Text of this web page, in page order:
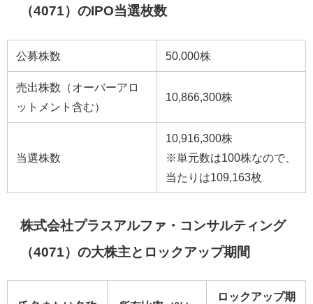
（4071）のIPO当選枚数
公募株数 50,000株
売出株数（オーバーアロ
ットメント含む）
10,866,300株
当選株数
10,916,300株
※単元数は100株なので、
当たりは109,163枚
株式会社プラスアルファ・コンサルティング
（4071）の大株主とロックアップ期間
ロックアップ期